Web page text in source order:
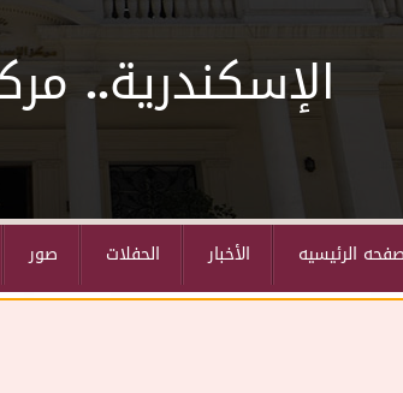
الإسكندرية..
صور الحفلات الأخبار الرئيسيه